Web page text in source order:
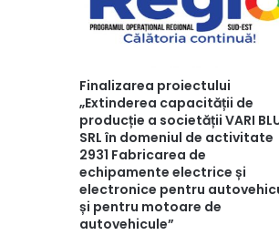
Finalizarea proiectului
„Extinderea capacității de
producție a societății VARI
SRL în domeniul de activitate
2931 Fabricarea de
echipamente electrice și
electronice pentru
și pentru motoare de
autovehicule”